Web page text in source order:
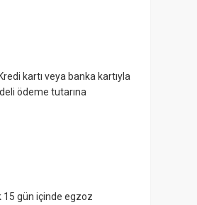
kartı veya banka kartıyla
ödeme tutarına
15 gün içinde egzoz